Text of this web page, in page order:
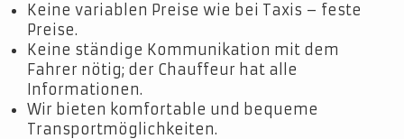
Keine variablen Preise wie bei Taxis – feste
Preise.
Keine ständige Kommunikation mit dem
Fahrer nötig; der Chauffeur hat alle
Informationen.
Wir bieten komfortable und bequeme
Transportmöglichkeiten.